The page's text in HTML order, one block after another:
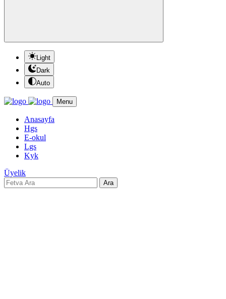
Light
Dark
Auto
Menu
Anasayfa
Hgs
E-okul
Lgs
Kyk
Üyelik
Ara